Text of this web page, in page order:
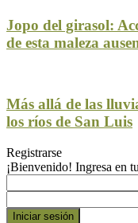
Jopo del girasol:
de esta maleza
Más allá de las
los ríos de San Luis
Registrarse
¡Bienvenido! Ingresa en